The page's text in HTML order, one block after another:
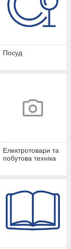
Посуд
Електротовари та
побутова техніка